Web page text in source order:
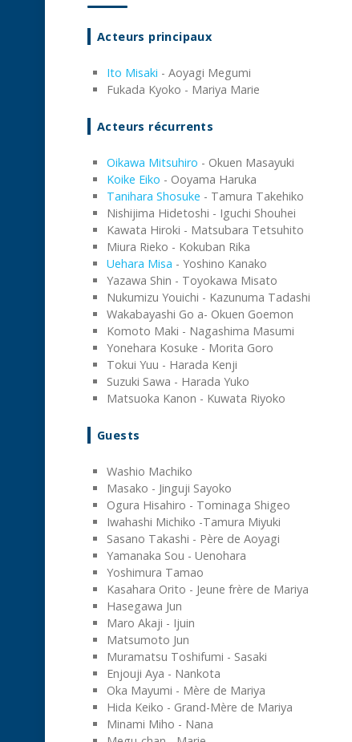
Acteurs principaux
Ito Misaki - Aoyagi Megumi
Fukada Kyoko - Mariya Marie
Acteurs récurrents
Oikawa Mitsuhiro - Okuen Masayuki
Koike Eiko - Ooyama Haruka
Tanihara Shosuke - Tamura Takehiko
Nishijima Hidetoshi - Iguchi Shouhei
Kawata Hiroki - Matsubara Tetsuhito
Miura Rieko - Kokuban Rika
Uehara Misa - Yoshino Kanako
Yazawa Shin - Toyokawa Misato
Nukumizu Youichi - Kazunuma Tadashi
Wakabayashi Go a- Okuen Goemon
Komoto Maki - Nagashima Masumi
Yonehara Kosuke - Morita Goro
Tokui Yuu - Harada Kenji
Suzuki Sawa - Harada Yuko
Matsuoka Kanon - Kuwata Riyoko
Guests
Washio Machiko
Masako - Jinguji Sayoko
Ogura Hisahiro - Tominaga Shigeo
Iwahashi Michiko -Tamura Miyuki
Sasano Takashi - Père de Aoyagi
Yamanaka Sou - Uenohara
Yoshimura Tamao
Kasahara Orito - Jeune frère de Mariya
Hasegawa Jun
Maro Akaji - Ijuin
Matsumoto Jun
Muramatsu Toshifumi - Sasaki
Enjouji Aya - Nankota
Oka Mayumi - Mère de Mariya
Hida Keiko - Grand-Mère de Mariya
Minami Miho - Nana